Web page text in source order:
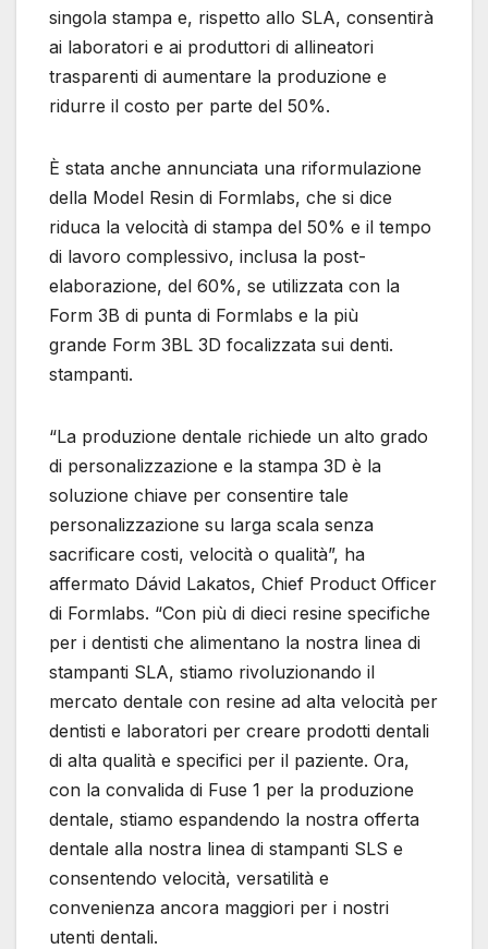
singola stampa e, rispetto allo SLA, consentirà
ai laboratori e ai produttori di allineatori
trasparenti di aumentare la produzione e
ridurre il costo per parte del 50%.
È stata anche annunciata una riformulazione
della Model Resin di Formlabs, che si dice
riduca la velocità di stampa del 50% e il tempo
di lavoro complessivo, inclusa la post-
elaborazione, del 60%, se utilizzata con la
Form 3B di punta di Formlabs e la più
grande Form 3BL 3D focalizzata sui denti.
stampanti.
“La produzione dentale richiede un alto grado
di personalizzazione e la stampa 3D è la
soluzione chiave per consentire tale
personalizzazione su larga scala senza
sacrificare costi, velocità o qualità”, ha
affermato Dávid Lakatos, Chief Product Officer
di Formlabs. “Con più di dieci resine specifiche
per i dentisti che alimentano la nostra linea di
stampanti SLA, stiamo rivoluzionando il
mercato dentale con resine ad alta velocità per
dentisti e laboratori per creare prodotti dentali
di alta qualità e specifici per il paziente. Ora,
con la convalida di Fuse 1 per la produzione
dentale, stiamo espandendo la nostra offerta
dentale alla nostra linea di stampanti SLS e
consentendo velocità, versatilità e
convenienza ancora maggiori per i nostri
utenti dentali.